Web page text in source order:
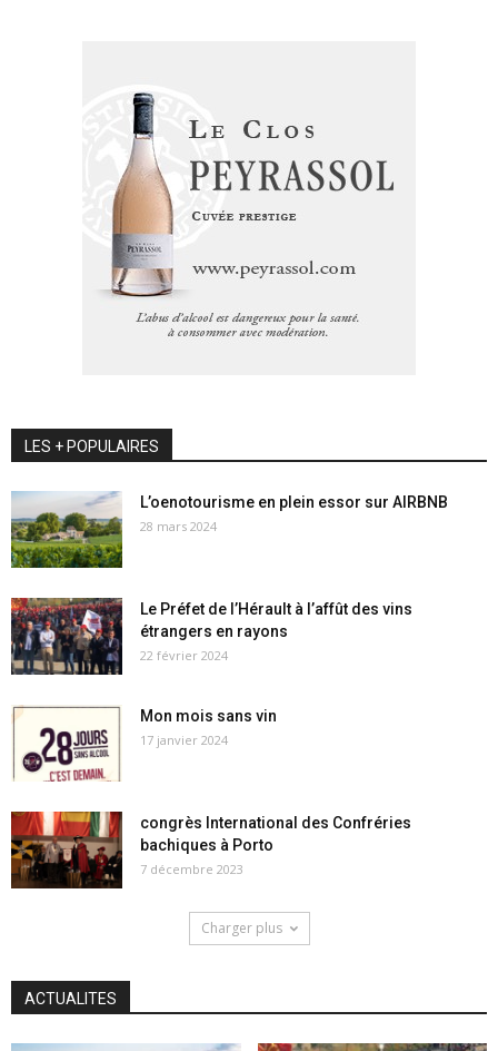
LES + POPULAIRES
L’oenotourisme en plein essor sur AIRBNB
28 mars 2024
Le Préfet de l’Hérault à l’affût des vins
étrangers en rayons
22 février 2024
Mon mois sans vin
17 janvier 2024
congrès International des Confréries
bachiques à Porto
7 décembre 2023
Charger plus
ACTUALITES